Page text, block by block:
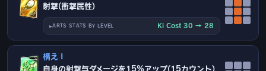
射撃(衝撃属性)
ARTS STATS BY LEVEL Ki Cost 30 → 28
構え I
自身の射撃与ダメージを15%アップ(15カウント)